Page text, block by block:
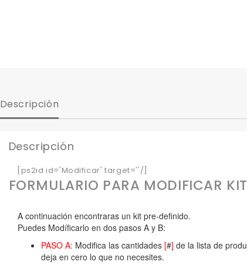
Descripción
Descripción
[ps2id id='Modificar' target=''/]
FORMULARIO PARA MODIFICAR KIT